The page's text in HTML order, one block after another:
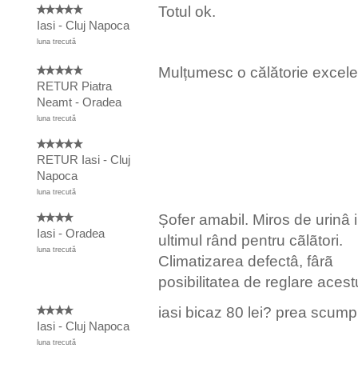
Iasi - Cluj Napoca
luna trecută
Totul ok.
RETUR Piatra
Neamt - Oradea
luna trecută
Mulțumesc o călătorie
RETUR Iasi - Cluj
Napoca
luna trecută
Iasi - Oradea
luna trecută
Șofer amabil. Miros de urinâ
ultimul rând pentru cãlãtori.
Climatizarea defectâ, fârã
posibilitatea de reglare
Iasi - Cluj Napoca
luna trecută
iasi bicaz 80 lei? prea scump